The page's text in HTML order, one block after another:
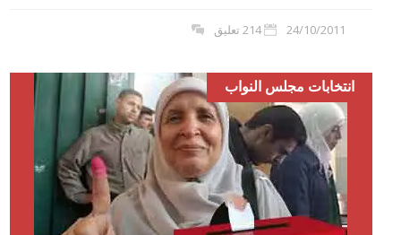
24/10/2011 214 تعليق
انتخابات مجلس النواب